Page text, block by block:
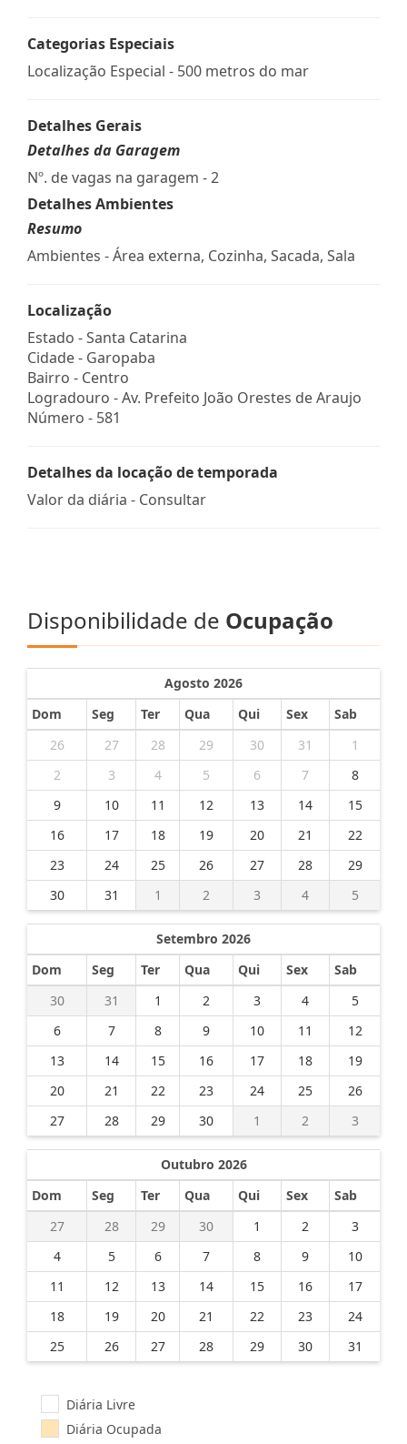
Categorias Especiais
Localização Especial - 500 metros do mar
Detalhes Gerais
Detalhes da Garagem
Nº. de vagas na garagem - 2
Detalhes Ambientes
Resumo
Ambientes - Área externa, Cozinha, Sacada, Sala
Localização
Estado -Santa Catarina
Cidade - Garopaba
Bairro - Centro
Logradouro -Av. Prefeito João Orestes de Araujo
Número - 581
Detalhes da locação de temporada
Valor da diária - Consultar
Disponibilidade de Ocupação
Agosto 2026
Dom
Seg Ter Qua Qui Sex
Sab
26
27 28 29 30 31
1
2
3 4 5 6 7
8
9
10 11 12 13 14
15
16
17 18 19 20 21
22
23
24 25 26 27 28
29
30
31 1 2 3 4 5
Setembro 2026
Dom
Seg Ter Qua Qui Sex
Sab
30
31 1 2 3 4
5
6
7 8 9 10 11
12
13
14 15 16 17 18
19
20
21 22 23 24 25
26
27
28 29 30 1 2 3
Outubro 2026
Dom
Seg Ter Qua Qui Sex
Sab
27
28 29 30 1 2
3
4
5 6 7 8 9
10
11
12 13 14 15 16
17
18
19 20 21 22 23
24
25
26 27 28 29 30 31
Diária Livre
Diária Ocupada